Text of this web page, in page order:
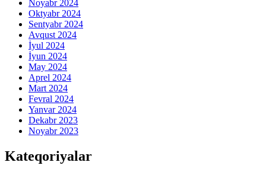
Noyabr 2024
Oktyabr 2024
Sentyabr 2024
Avqust 2024
İyul 2024
İyun 2024
May 2024
Aprel 2024
Mart 2024
Fevral 2024
Yanvar 2024
Dekabr 2023
Noyabr 2023
Kateqoriyalar